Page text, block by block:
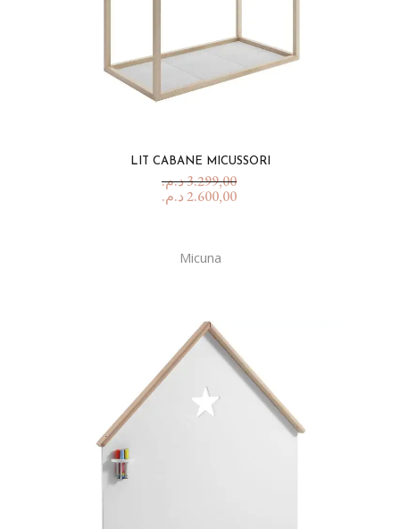
LIT CABANE MICUSSORI
3.299,00د.م.
2.600,00د.م.
Micuna